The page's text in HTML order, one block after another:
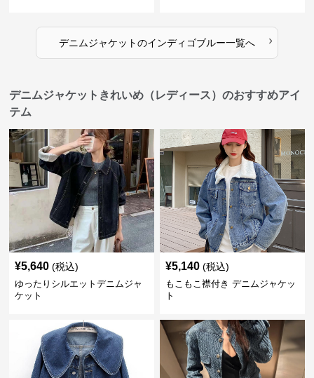
デニムジャケットのインディゴブルー一覧へ ›
デニムジャケットきれいめ（レディース）のおすすめアイ
テム
¥5,640 (税込)
ゆったりシルエットデニムジャ
ケット
¥5,140 (税込)
もこもこ襟付き デニムジャケッ
ト